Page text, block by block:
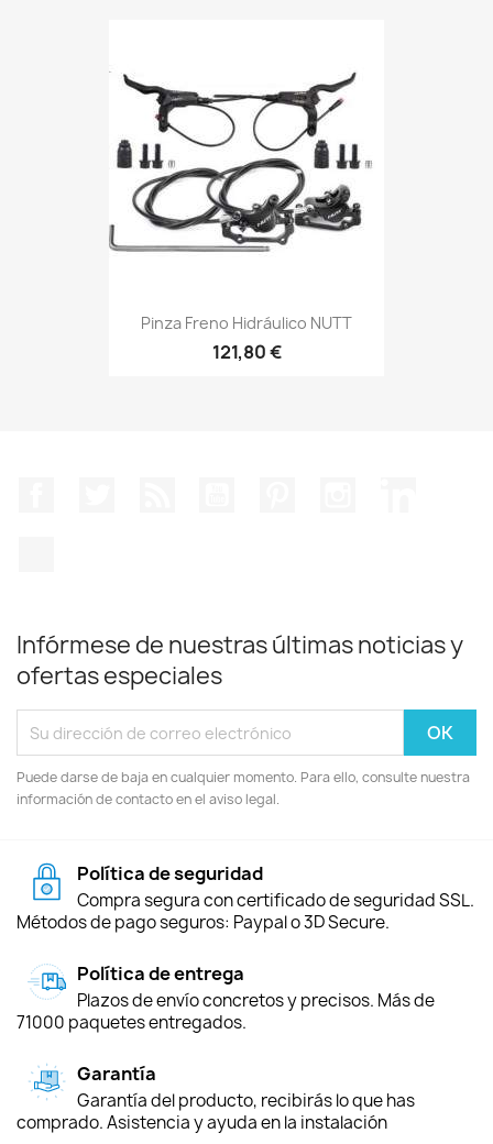
Pinza Freno Hidráulico NUTT
121,80 €
Infórmese de nuestras últimas noticias y
ofertas especiales
Puede darse de baja en cualquier momento. Para ello, consulte nuestra
información de contacto en el aviso legal.
Política de seguridad
Compra segura con certificado de seguridad SSL.
Métodos de pago seguros: Paypal o 3D Secure.
Política de entrega
Plazos de envío concretos y precisos. Más de
71000 paquetes entregados.
Garantía
Garantía del producto, recibirás lo que has
comprado. Asistencia y ayuda en la instalación